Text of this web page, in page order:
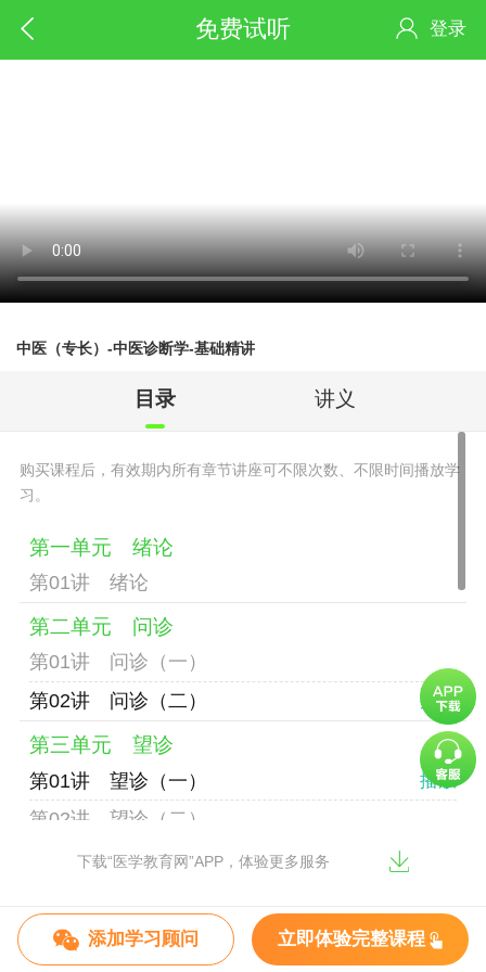
免费试听 登录
中医（专长）-中医诊断学-基础精讲
目录 讲义
购买课程后，有效期内所有章节讲座可不限次数、不限时间播放学
习。
第一单元 绪论
第01讲 绪论
第二单元 问诊
第01讲 问诊（一）
第02讲 问诊（二）
第三单元 望诊
第01讲 望诊（一）
第02讲 望诊（二）
第四单元 望舌
第五单元 闻诊
下载“医学教育网”APP，体验更多服务
添加学习顾问 立即体验完整课程